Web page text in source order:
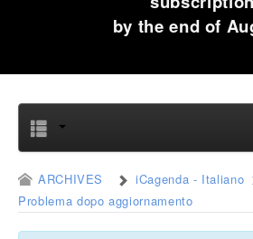
by the end of
ARCHIVES
iCagenda - Italiano
Problema dopo aggiornamento